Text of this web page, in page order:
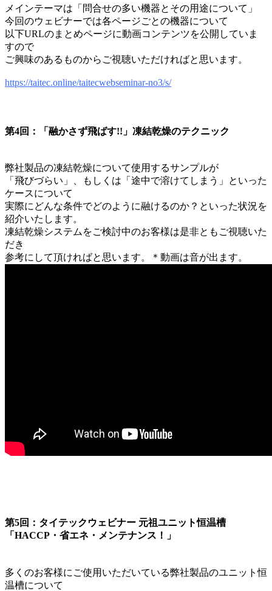
メインテーマは「問合せの多い機器とその用途について」
今回のウェビナーでは各ページごとの機器について
以下URLのまとめページに動画コンテンツを公開していま
すので
ご興味のあるものからご視聴いただければと思います。
https://taitec.online/taitecwebseminar-no3/s/
第4回：「融かさず飛ばす!!」凍結乾燥のテクニック
弊社製品の凍結乾燥について使用するサンプルが
「飛びづらい」、もしくは「途中で溶けてしまう」といった
ケースについて
実際にどんな条件でどのように融けるのか？といった状況を
紹介いたします。
凍結乾燥システムをご検討中のお客様は是非ともご視聴いた
だき
参考にして頂ければと思います。＊動画は音が出ます。
第5回：タイテックウェビナー 元祖ユニット恒温槽
「HACCP・省エネ・メンテナンス！」
多くのお客様にご使用いただいている弊社製品のユニット恒
温槽について